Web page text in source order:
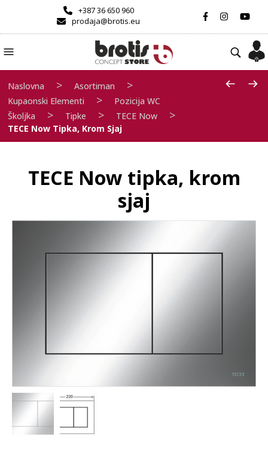
+387 36 650 960
prodaja@brotis.eu
Naslovna > Asortiman >
Kupaonski Elementi >
Pozicija WC
Školjka
> Tipke > TECE Now >
TECE Now Tipka, Krom Sjaj
TECE Now tipka, krom
sjaj